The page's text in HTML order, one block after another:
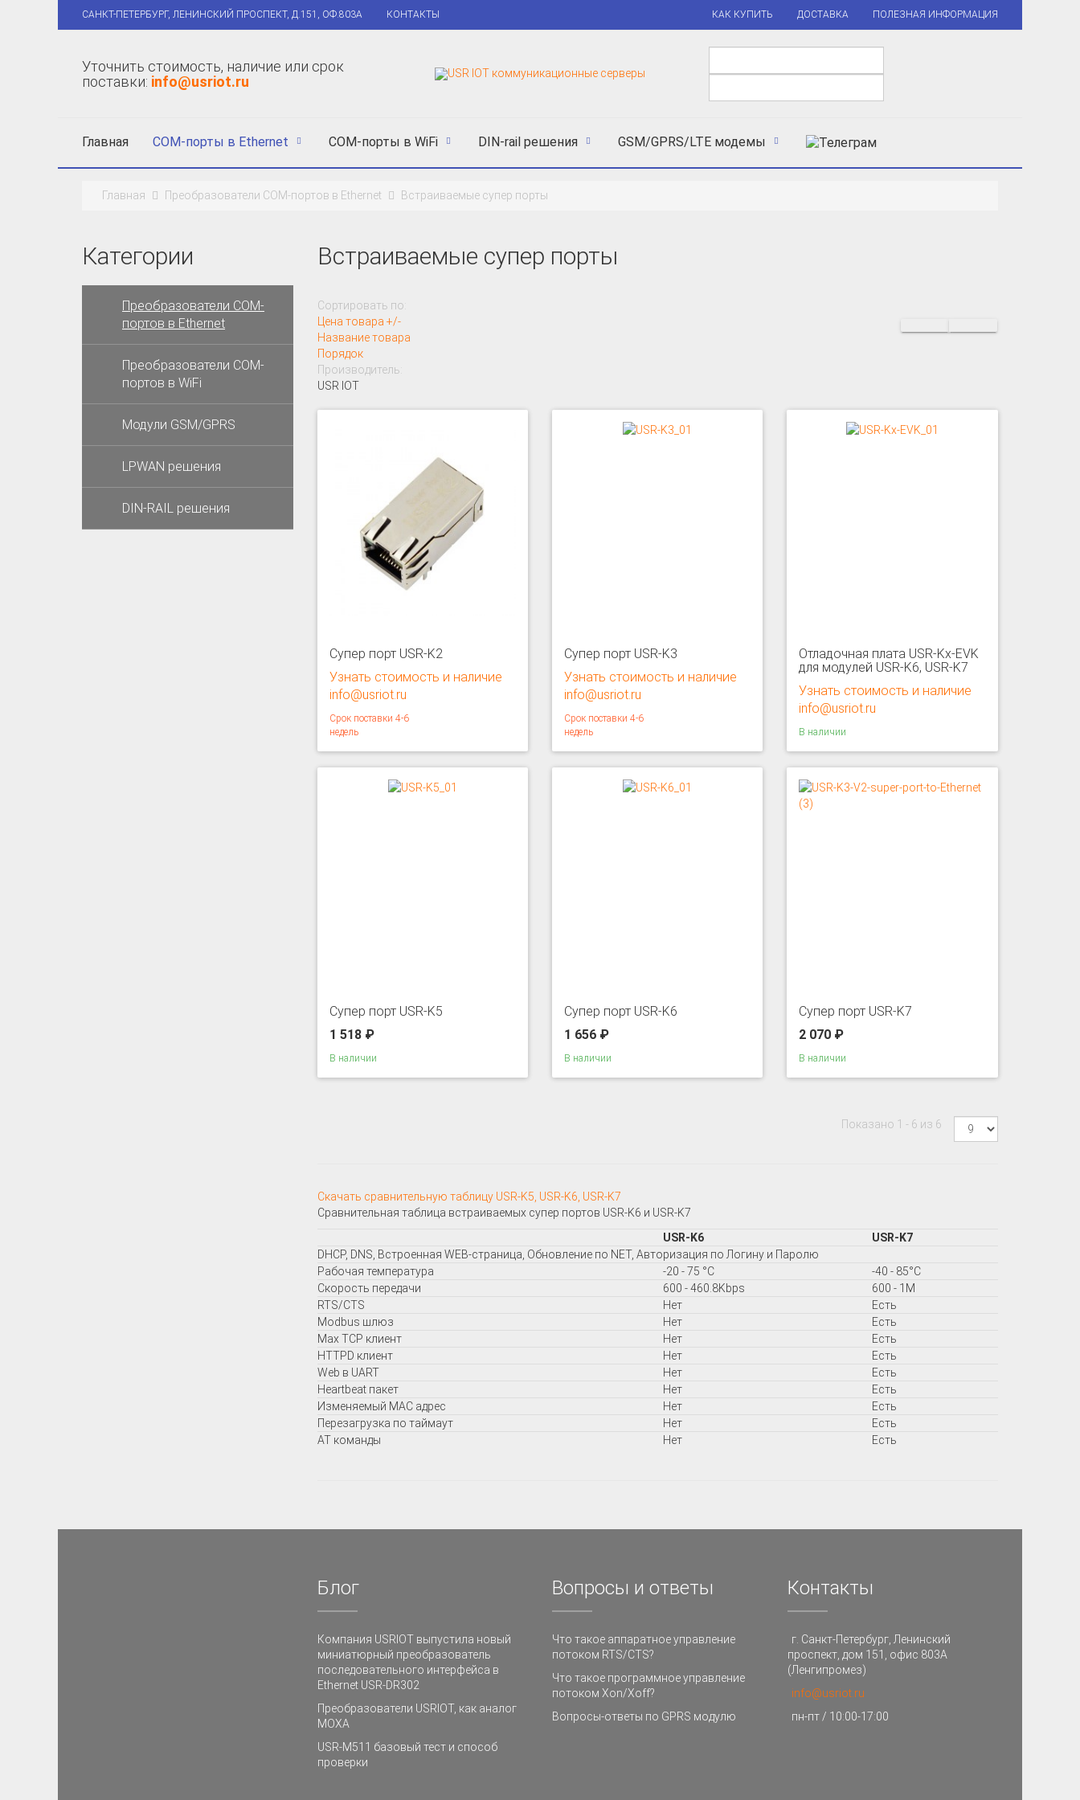
САНКТ-ПЕТЕРБУРГ, ЛЕНИНСКИЙ ПРОСПЕКТ, Д.151, ОФ.803А КОНТАКТЫ КАК КУПИТЬ ДОСТАВКА ПОЛЕЗНАЯ ИНФОРМАЦИЯ
Уточнить стоимость, наличие или срок
поставки: info@usriot.ru
Главная COM-порты в Ethernet COM-порты в WiFi DIN-rail решения GSM/GPRS/LTE модемы
Главная Преобразователи COM-портов в Ethernet Встраиваемые супер порты
Встраиваемые супер порты
Сортировать по:
Цена товара +/-
Название товара
Порядок
Производитель:
USR IOT
Супер порт USR-K2
Узнать стоимость и наличие
info@usriot.ru
Срок поставки 4-6
недель
Супер порт USR-K3
Узнать стоимость и наличие
info@usriot.ru
Срок поставки 4-6
недель
Отладочная плата USR-Kx-EVK
для модулей USR-K6, USR-K7
Узнать стоимость и наличие
info@usriot.ru
В наличии
Супер порт USR-K5
1 518 ₽
В наличии
Супер порт USR-K6
1 656 ₽
В наличии
Супер порт USR-K7
2 070 ₽
В наличии
Показано 1 - 6 из 6
Скачать сравнительную таблицу USR-K5, USR-K6, USR-K7
Сравнительная таблица встраиваемых супер портов USR-K6 и USR-K7
USR-K6
USR-K7
DHCP, DNS, Встроенная WEB-страница, Обновление по NET, Авторизация по Логину и Паролю
Рабочая температура
-20 - 75 °C
-40 - 85°C
Скорость передачи
600 - 460.8Kbps
600 - 1M
RTS/CTS
Нет
Есть
Modbus шлюз
Нет
Есть
Max TCP клиент
Нет
Есть
HTTPD клиент
Нет
Есть
Web в UART
Нет
Есть
Heartbeat пакет
Нет
Есть
Изменяемый MAC адрес
Нет
Есть
Перезагрузка по таймаут
Нет
Есть
AT команды
Нет Есть
Категории
Преобразователи COM-
портов в Ethernet
Преобразователи COM-
портов в WiFi
Модули GSM/GPRS
LPWAN решения
DIN-RAIL решения
Блог
Компания USRIOT выпустила новый
миниатюрный преобразователь
последовательного интерфейса в
Ethernet USR-DR302
Преобразователи USRIOT, как аналог
MOXA
USR-M511 базовый тест и способ
проверки
Вопросы и ответы
Что такое аппаратное управление
потоком RTS/CTS?
Что такое программное управление
потоком Xon/Xoff?
Вопросы-ответы по GPRS модулю
Контакты
г. Санкт-Петербург, Ленинский
проспект, дом 151, офис 803А
(Ленгипромез)
info@usriot.ru
пн-пт / 10:00-17:00